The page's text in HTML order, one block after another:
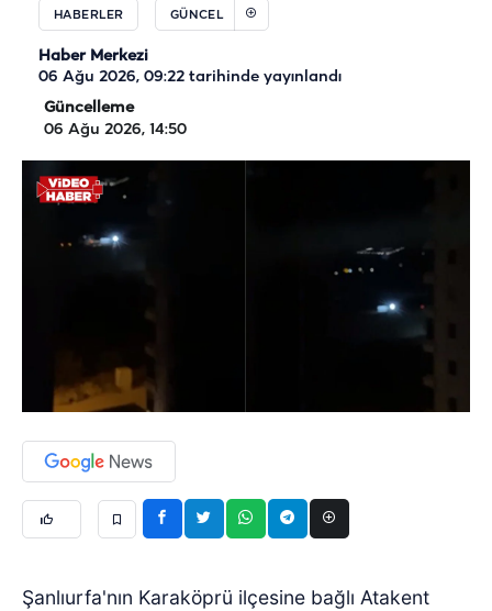
HABERLER GÜNCEL
Haber Merkezi
06 Ağu 2026, 09:22 tarihinde yayınlandı
Güncelleme
06 Ağu 2026, 14:50
Şanlıurfa'nın Karaköprü ilçesine bağlı Atakent